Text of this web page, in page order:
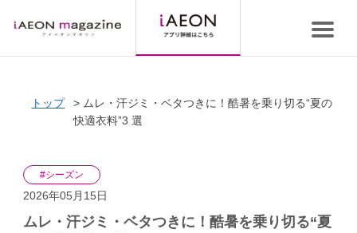
トップ
ムレ・汗ジミ・ベタつきに！酷暑を乗り切る“夏の
快適衣料”3 選
#シーズン
2026年05月15日
ムレ・汗ジミ・ベタつきに！酷暑を乗り切る“夏